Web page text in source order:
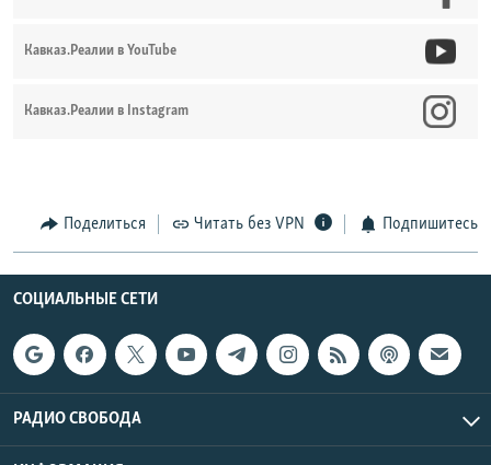
Кавказ.Реалии в YouTube
Кавказ.Реалии в Instagram
Поделиться Читать без VPN Подпишитесь
СОЦИАЛЬНЫЕ СЕТИ
РАДИО СВОБОДА